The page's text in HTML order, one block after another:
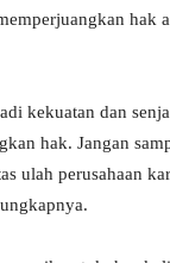
hak
kekuatan dan
hak. Jangan
ulah perusahaan